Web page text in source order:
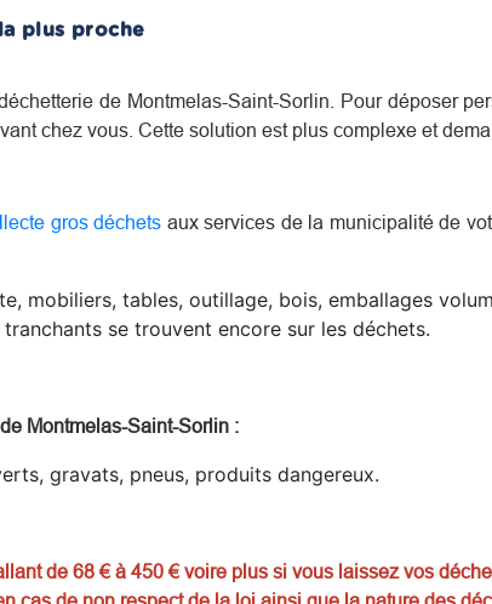
plus proche
de Montmelas-Saint-Sorlin. Pour déposer
chez vous. Cette solution est plus complexe et
gros déchets aux services de la municipalité de
mobiliers, tables, outillage, bois, emballages
se trouvent encore sur les déchets.
Montmelas-Saint-Sorlin :
gravats, pneus, produits dangereux.
de 68 € à 450 € voire plus si vous laissez vos